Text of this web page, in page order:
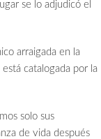
se lo adjudicó el
arraigada en la
catalogada por la
solo sus
de vida después